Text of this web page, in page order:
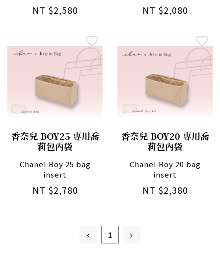
NT $2,580 NT $2,080
香奈兒 BOY25 專用喬
莉包內袋
Chanel Boy 25 bag
insert
NT $2,780
香奈兒 BOY20 專用喬
莉包內袋
Chanel Boy 20 bag
insert
NT $2,380
1